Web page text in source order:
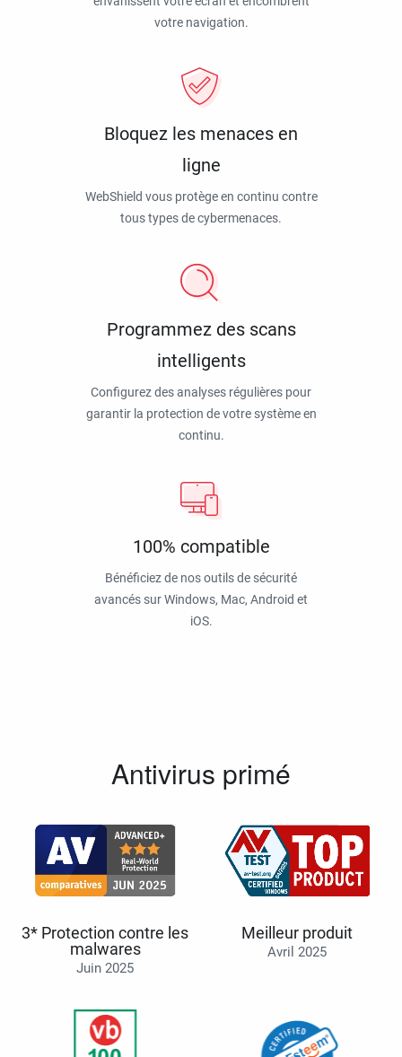
votre navigation.
Bloquez les menaces en
ligne
WebShield vous protège en continu contre
tous types de cybermenaces.
Programmez des scans
intelligents
Configurez des analyses régulières pour
garantir la protection de votre système en
continu.
100% compatible
Bénéficiez de nos outils de sécurité
avancés sur Windows, Mac, Android et
iOS.
Antivirus primé
3* Protection contre les
malwares
Juin 2025
Meilleur produit
Avril 2025